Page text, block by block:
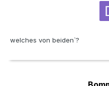
welches von beiden`?